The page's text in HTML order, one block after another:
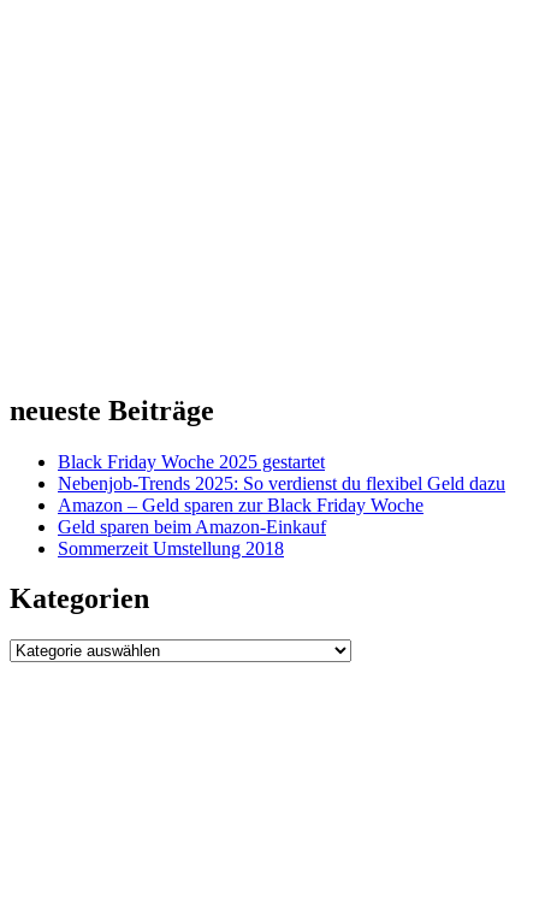
neueste Beiträge
Black Friday Woche 2025 gestartet
Nebenjob-Trends 2025: So verdienst du flexibel Geld dazu
Amazon – Geld sparen zur Black Friday Woche
Geld sparen beim Amazon-Einkauf
Sommerzeit Umstellung 2018
Kategorien
Kategorien